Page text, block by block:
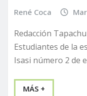
René Coca
Redacción
Estudiantes de la
Isasi número 2 de
MÁS +